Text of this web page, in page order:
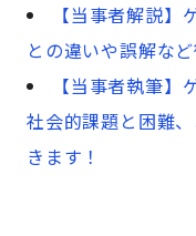
【当事者解説
との違いや誤解など
【当事者執筆】
社会的課題と困難
きます！